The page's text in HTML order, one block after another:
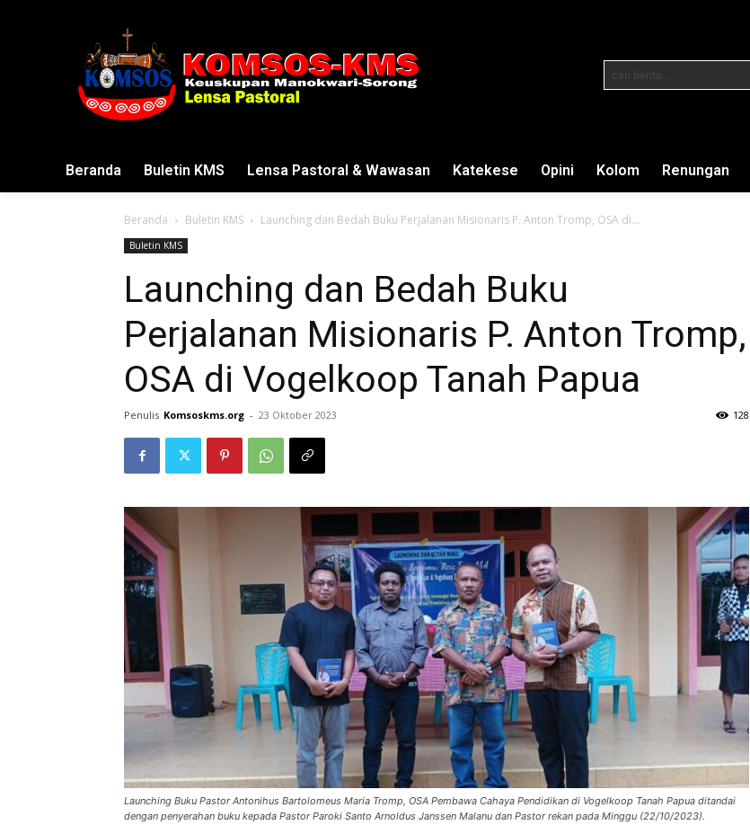
cari berita...
Beranda Buletin KMS Lensa Pastoral & Wawasan Katekese Opini Kolom Renungan
Beranda Buletin KMS Launching dan Bedah Buku Perjalanan Misionaris P. Anton Tromp, OSA di...
Buletin KMS
Launching dan Bedah Buku
Perjalanan Misionaris P. Anton Tromp,
OSA di Vogelkoop Tanah Papua
Penulis Komsoskms.org - 23 Oktober 2023 128
Launching Buku Pastor Antonihus Bartolomeus Maria Tromp, OSA Pembawa Cahaya Pendidikan di Vogelkoop Tanah Papua ditandai
dengan penyerahan buku kepada Pastor Paroki Santo Arnoldus Janssen Malanu dan Pastor rekan pada Minggu (22/10/2023).